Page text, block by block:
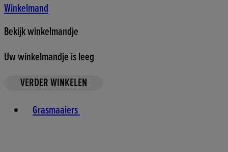
Winkelmand
Bekijk winkelmandje
Uw winkelmandje is leeg
VERDER WINKELEN
Grasmaaiers